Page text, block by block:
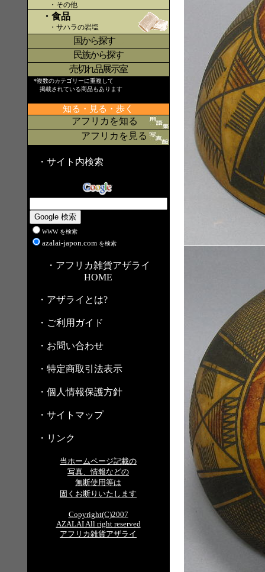
・その他
・食品
・サハラの岩塩
国から探す〇
民族から探す
売切れ品展示室
*複数のカテゴリーに重複して
掲載されている商品もあります
知る・見る・歩く
アフリカを知る
アフリカを見る
・サイト内検索
WWW を検索
azalai-japon.com を検索
・アフリカ雑貨アザライ
HOME
・アザライとは?
・ご利用ガイド
・お問い合わせ
・特定商取引法表示
・個人情報保護方針
・サイトマップ
・リンク
当ホームページ記載の
写真、情報などの
無断使用等は
固くお断りいたします
Copyright(C)2007
AZALAI All right reserved
アフリカ雑貨アザライ